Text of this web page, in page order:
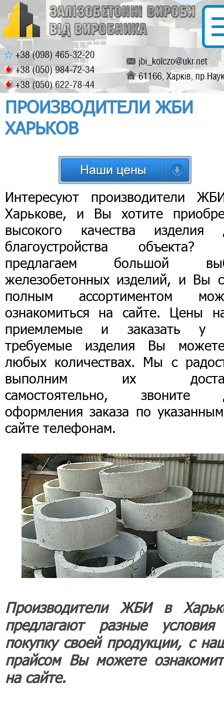
ПРОИЗВОДИТЕЛИ ЖБИ
ХАРЬКОВ
Интересуют производители
Харькове, и Вы хотите
высокого качества изделия
благоустройства
предлагаем большой
железобетонных изделий, и Вы
полным ассортиментом
ознакомиться на сайте. Цены
приемлемые и заказать у
требуемые изделия Вы
любых количествах. Мы с
выполним их
самостоятельно, звоните
оформления заказа по
сайте телефонам.
Производители ЖБИ в
предлагают разные
покупку своей продукции, с
прайсом Вы можете
на сайте.